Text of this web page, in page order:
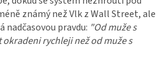
známý než Vlk z Wall Street, ale
nadčasovou pravdu: "Od muže s
rychleji než od muže s